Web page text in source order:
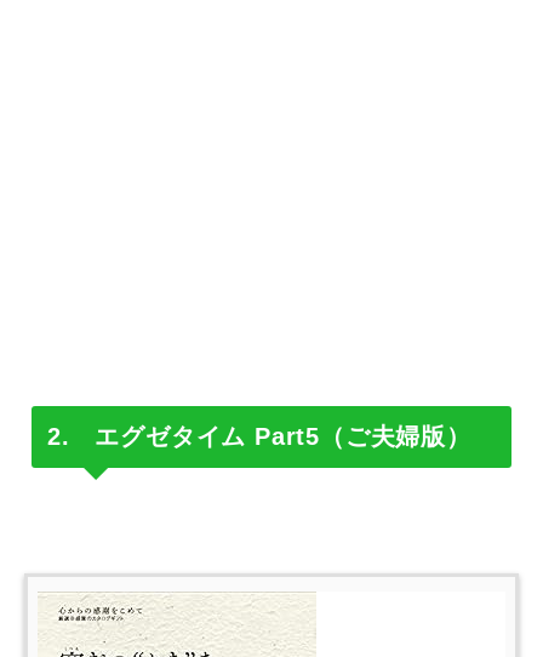
2. エグゼタイム Part5（ご夫婦版）